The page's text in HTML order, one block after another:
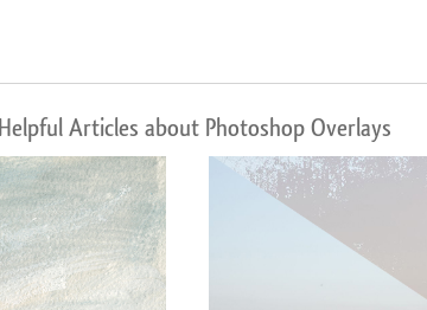
Helpful Articles about Photoshop Overlays